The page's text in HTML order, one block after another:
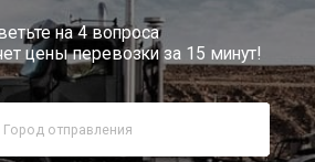
8 (800) 505-40-85
Звонок по России бесплатный
на 4 вопроса
цены перевозки за 15 минут!